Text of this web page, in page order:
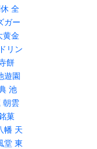
全
ガー
黄金
リン
餅
遊園
池
朝雲
菓
幡 天
堂 東